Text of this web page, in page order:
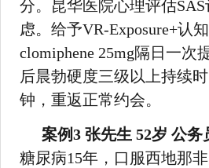
分。昆华医院心理评估
虑。给予VR-Exposure+认
clomiphene 25mg隔日一次
后晨勃硬度三级以上持续
钟，重返正常约会。
案例3 张先生 52岁 公务
糖尿病15年，口服西地那